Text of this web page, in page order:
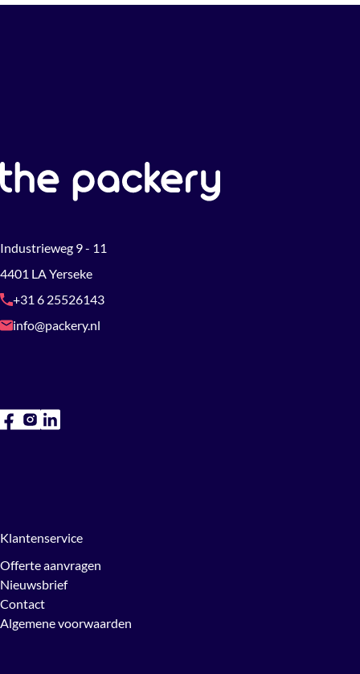
Industrieweg 9 - 11
4401 LA Yerseke
+31 6 25526143
info@packery.nl
Klantenservice
Offerte aanvragen
Nieuwsbrief
Contact
Algemene voorwaarden